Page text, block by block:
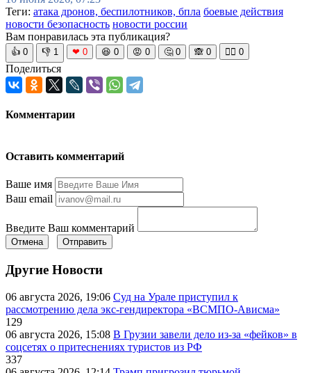
Теги: атака дронов, беспилотников, бпла боевые действия
новости безопасность новости россии
Вам понравилась эта публикация?
👍 0 👎 1 ❤ 0 😆 0 😡 0 🤔 0 🙈 0 🧘‍♀️ 0
Поделиться
Комментарии
Оставить комментарий
Ваше имя
Ваш email
Введите Ваш комментарий
Отмена Отправить
Другие Новости
06 августа 2026, 19:06 Суд на Урале приступил к
рассмотрению дела экс-гендиректора «ВСМПО-Ависма»
129
06 августа 2026, 15:08 В Грузии завели дело из-за «фейков» в
соцсетях о притеснениях туристов из РФ
337